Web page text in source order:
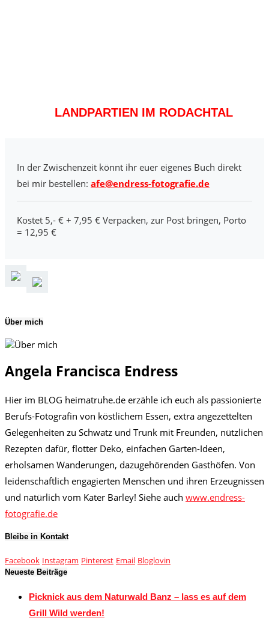
LANDPARTIEN IM RODACHTAL
In der Zwischenzeit könnt ihr euer eigenes Buch direkt
bei mir bestellen: afe@endress-fotografie.de
Kostet 5,- € + 7,95 € Verpacken, zur Post bringen, Porto
= 12,95 €
Über mich
Angela Francisca Endress
Hier im BLOG heimatruhe.de erzähle ich euch als passionierte
Berufs-Fotografin von köstlichem Essen, extra angezettelten
Gelegenheiten zu Schwatz und Trunk mit Freunden, nützlichen
Rezepten dafür, flotter Deko, einfachen Garten-Ideen,
erholsamen Wanderungen, dazugehörenden Gasthöfen. Von
leidenschaftlich engagierten Menschen und ihren Erzeugnissen
und natürlich vom Kater Barley! Siehe auch www.endress-
fotografie.de
Bleibe in Kontakt
Facebook Instagram Pinterest Email Bloglovin
Neueste Beiträge
Picknick aus dem Naturwald Banz – lass es auf dem
Grill Wild werden!